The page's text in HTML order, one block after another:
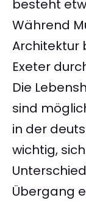
besteht
Während
Architektur
Exeter
Die
sind
in der
wichtig,
Übergang